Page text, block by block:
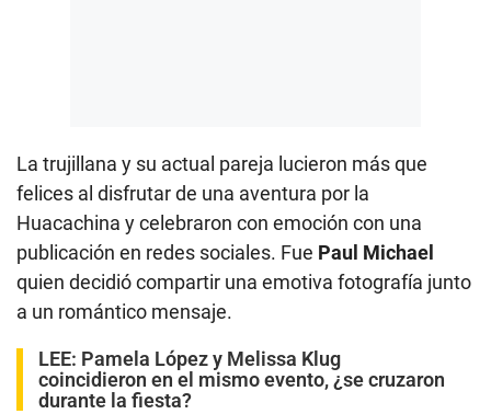
La trujillana y su actual pareja lucieron más que
felices al disfrutar de una aventura por la
Huacachina y celebraron con emoción con una
publicación en redes sociales. Fue Paul Michael
quien decidió compartir una emotiva fotografía junto
a un romántico mensaje.
LEE: Pamela López y Melissa Klug
coincidieron en el mismo evento, ¿se cruzaron
durante la fiesta?